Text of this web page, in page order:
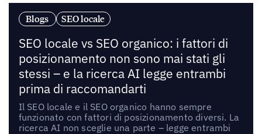
Blogs SEO locale
SEO locale vs SEO organico: i fattori di
posizionamento non sono mai stati gli
stessi – e la ricerca AI legge entrambi
prima di raccomandarti
Il SEO locale e il SEO organico hanno sempre
funzionato con fattori di posizionamento diversi. La
ricerca AI non sceglie una parte – legge entrambi